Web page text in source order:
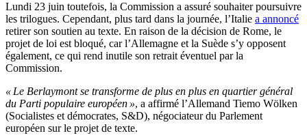
Lundi 23 juin toutefois, la Commission a assuré souhaiter poursuivre
les trilogues. Cependant, plus tard dans la journée, l’Italie a annoncé
retirer son soutien au texte. En raison de la décision de Rome, le
projet de loi est bloqué, car l’Allemagne et la Suède s’y opposent
également, ce qui rend inutile son retrait éventuel par la
Commission.
« Le Berlaymont se transforme de plus en plus en quartier général
du Parti populaire européen », a affirmé l’Allemand Tiemo Wölken
(Socialistes et démocrates, S&D), négociateur du Parlement
européen sur le projet de texte.